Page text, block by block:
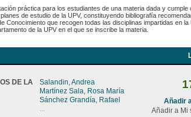
práctica para los estudiantes de una materia dada y cumple
de estudio de la UPV, constituyendo bibliografía
que recogen todas las disciplinas impartidas en la
de la UPV en el que se inscribe la materia.
DE LA
Salandin, Andrea
Martínez Sala, Rosa María
Sánchez Grandía, Rafael
...
Añadir
Añadir a Mi